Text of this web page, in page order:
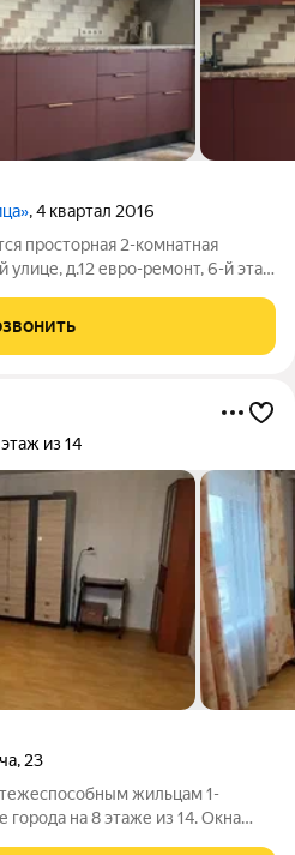
, 4 квартал 2016
просторная 2-комнатная
ремонт, 6-й этаж
гостей, комнаты 21 и 16 м
этаж из 14
, 23
жильцам 1-
города на 8 этаже из 14. Окна